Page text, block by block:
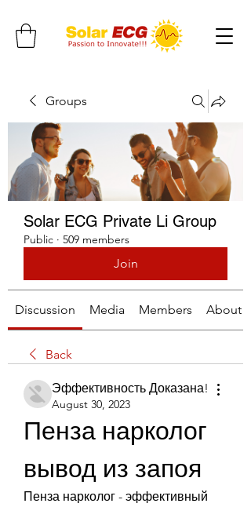
Groups
Solar ECG Private Li Group
Public · 509 members
Join
Discussion Media Members About
Back
Эффективность Доказана!
August 30, 2023
Пенза нарколог
вывод из запоя
Пенза нарколог - эффективный